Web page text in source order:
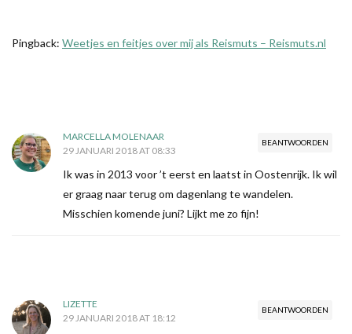
Pingback: Weetjes en feitjes over mij als Reismuts – Reismuts.nl
BEANTWOORDEN
MARCELLA MOLENAAR
29 JANUARI 2018 AT 08:33
Ik was in 2013 voor ’t eerst en laatst in Oostenrijk. Ik wil
er graag naar terug om dagenlang te wandelen.
Misschien komende juni? Lijkt me zo fijn!
BEANTWOORDEN
LIZETTE
29 JANUARI 2018 AT 18:12